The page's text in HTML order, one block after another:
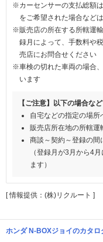
※カーセンサーの支払総額
をご希望された場合など
※販売店の所在する所轄運
録月によって、手数料や
売店にお問合せください
※車検の切れた車両の場合
います
【ご注意】以下の場合な
自宅などの指定の場所
販売店所在地の所轄運
商談～契約～登録の間
（登録月が3月から4
ます）
[ 情報提供：(株)リクルート ]
ホンダ N-BOXジョイのカタロ